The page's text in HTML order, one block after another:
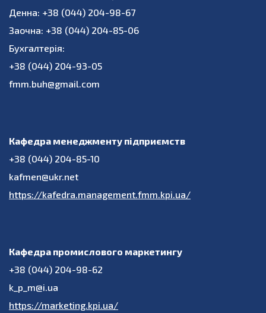
Денна: +38 (044) 204-98-67
Заочна: +38 (044) 204-85-06
Бухгалтерія:
+38 (044) 204-93-05
fmm.buh@gmail.com
Кафедра менеджменту підприємств
+38 (044) 204-85-10
kafmen@ukr.net
https://kafedra.management.fmm.kpi.ua/
Кафедра промислового маркетингу
+38 (044) 204-98-62
k_p_m@i.ua
https://marketing.kpi.ua/